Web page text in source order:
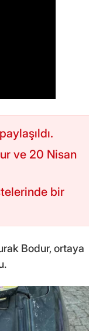
ve 20 Nisan
bir
Bodur, ortaya